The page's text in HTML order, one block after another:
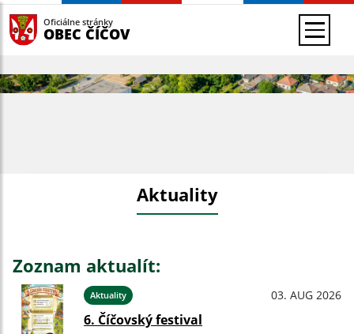
Oficiálne stránky
OBEC ČÍČOV
Aktuality
Zoznam aktualít:
Aktuality 03. AUG 2026
6. Číčovský festival